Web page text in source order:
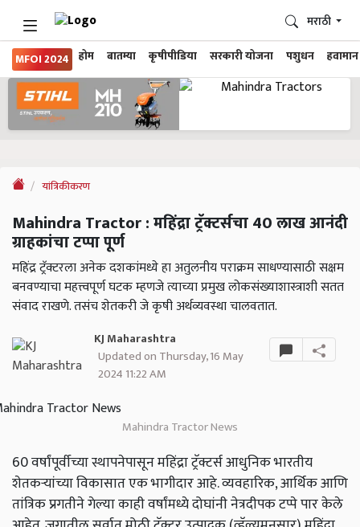
MFOI 2024 होम बातम्या कृषीपीडिया सरकारी योजना पशुधन हवामान
मराठी
यांत्रिकीकरण
Mahindra Tractor : महिंद्रा ट्रॅक्टर्सचा 40 लाख आनंदी
ग्राहकांचा टप्पा पूर्ण
महिंद्र ट्रॅक्टरला अनेक दशकांमध्ये हा अतुलनीय पराक्रम साधण्यासाठी सक्षम
बनवण्याचा महत्त्वपूर्ण घटक म्हणजे त्याच्या प्रमुख लोकसंख्याशास्त्राशी सतत
संवाद राखणे. तसंच शेतकरी जे कृषी अर्थव्यवस्था चालवतात.
KJ Maharashtra
Updated on Thursday, 16 May
2024 11:22 AM
Mahindra Tractor News
60 वर्षांपूर्वीच्या स्थापनेपासून महिंद्रा ट्रॅक्टर्स आधुनिक भारतीय
शेतकऱ्यांच्या विकासात एक भागीदार आहे. व्यवहारिक, आर्थिक आणि
तांत्रिक प्रगतीने गेल्या काही वर्षांमध्ये दोघांनी नेत्रदीपक टप्पे पार केले